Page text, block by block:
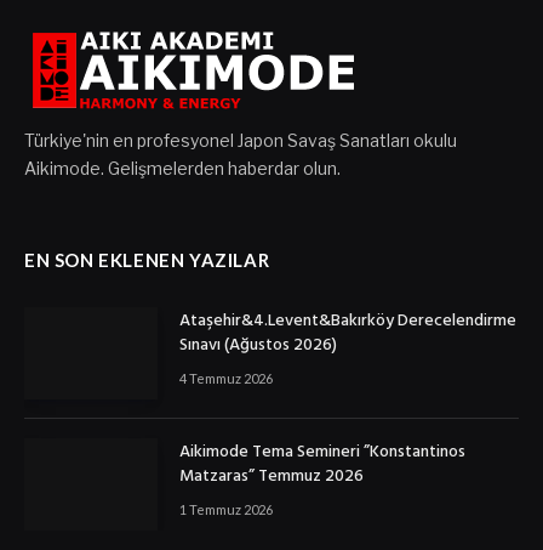
Türkiye'nin en profesyonel Japon Savaş Sanatları okulu
Aikimode. Gelişmelerden haberdar olun.
EN SON EKLENEN YAZILAR
Ataşehir&4.Levent&Bakırköy Derecelendirme
Sınavı (Ağustos 2026)
4 Temmuz 2026
Aikimode Tema Semineri ”Konstantinos
Matzaras” Temmuz 2026
1 Temmuz 2026